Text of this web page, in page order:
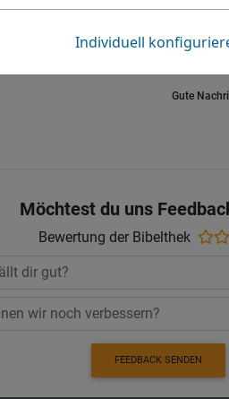
32
Gute
Möchtest du uns
Bewertung der Bibelthek
FEEDBACK SENDEN